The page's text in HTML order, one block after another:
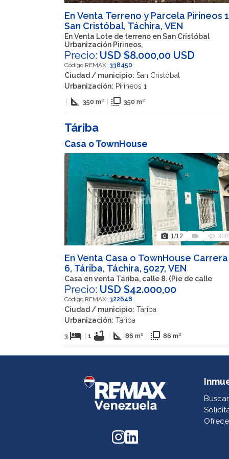
En Venta Terreno y Parcela Pirineos
San Cristóbal, Táchira, VEN
En Venta Lote de terreno en San Cristóbal
Urbanización Pirineos,
Precio: USD $8.000,00 USD
Código REMAX: 338450
Ciudad / municipio: San Cristóbal
Urbanización: Pirineos 1
| square_foot 350 m² | flip_to_front 350 m²
Táriba
Casa o TownHouse
photo_camera 1/12 videocam 360
En Venta Casa o TownHouse Carrera
6, Táriba, Táchira, 5027, VEN
Casa en venta Tariba, calle 8. (Pie de calle
Precio: USD $42.000,00
Código REMAX: 322648
Ciudad / municipio: Táriba
Urbanización: Táriba
3 hotel | 1 bathtub | square_foot 86 m² | flip_to_front 86 m²
Buscar